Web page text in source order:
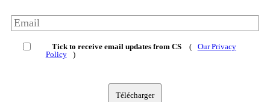
Tick to receive email updates from CS (
Our Privacy
Policy
)
Télécharger